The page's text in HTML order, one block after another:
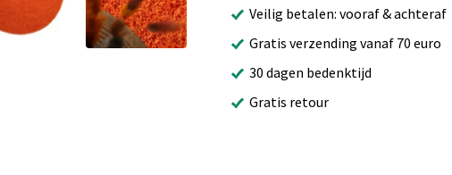
Veilig betalen: vooraf & achteraf
Gratis verzending vanaf 70 euro
30 dagen bedenktijd
Gratis retour